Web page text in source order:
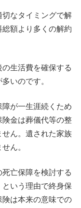
切なタイミングで解
額より多くの解約
生活費を確保する
いのです。
が一生涯続くため
金は葬儀代等の整
ん。遺された家族
ん。
亡保障を検討する
いう理由で終身保
は本来の意味での